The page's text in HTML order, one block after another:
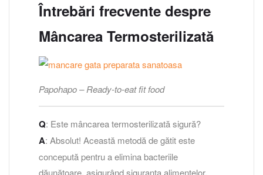
Întrebări frecvente despre
Mâncarea Termosterilizată
Papohapo – Ready-to-eat fit food
Q: Este mâncarea termosterilizată sigură?
A: Absolut! Această metodă de gătit este
concepută pentru a elimina bacteriile
dăunătoare, asigurând siguranța alimentelor.